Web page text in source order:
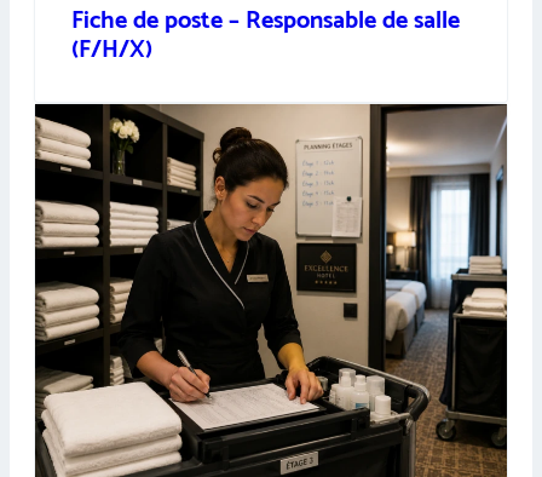
Fiche de poste – Responsable de salle
(F/H/X)